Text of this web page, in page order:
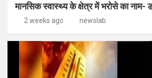
मानसिक स्वास्थ्य के क्षेत्र में भरोसे का नाम-
2 weeks ago newslab